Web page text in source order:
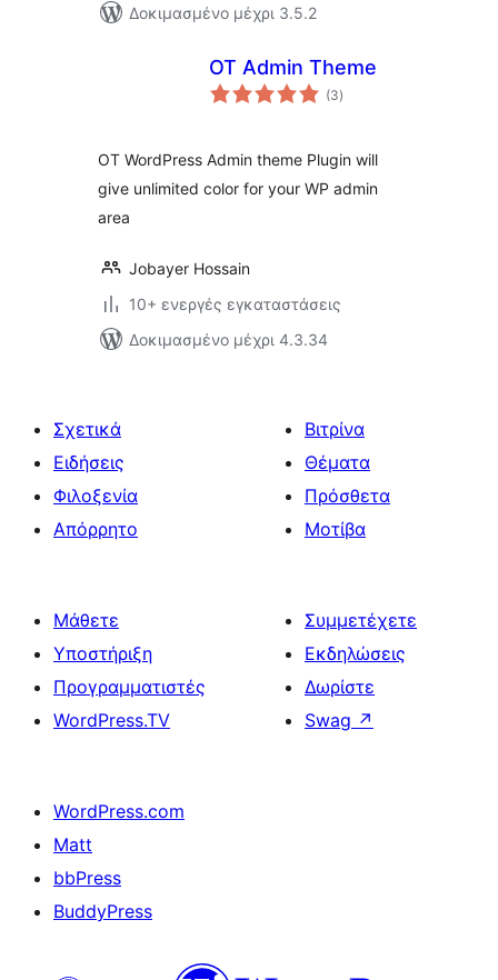
Δοκιμασμένο μέχρι 3.5.2
OT Admin Theme
(3αξιολογήσεις
σύνολο
)
OT WordPress Admin theme Plugin will
give unlimited color for your WP admin
area
Jobayer Hossain
10+ ενεργές εγκαταστάσεις
Δοκιμασμένο μέχρι 4.3.34
Σχετικά
Ειδήσεις
Φιλοξενία
Απόρρητο
Βιτρίνα
Θέματα
Πρόσθετα
Μοτίβα
Μάθετε
Υποστήριξη
Προγραμματιστές
WordPress.TV
Συμμετέχετε
Εκδηλώσεις
Δωρίστε
Swag ↗
WordPress.com
Matt
bbPress
BuddyPress